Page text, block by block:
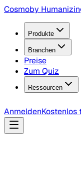
Cosmoby
Produkte
Branchen
Preise
Zum Quiz
Ressourcen
AnmeldenKostenlos